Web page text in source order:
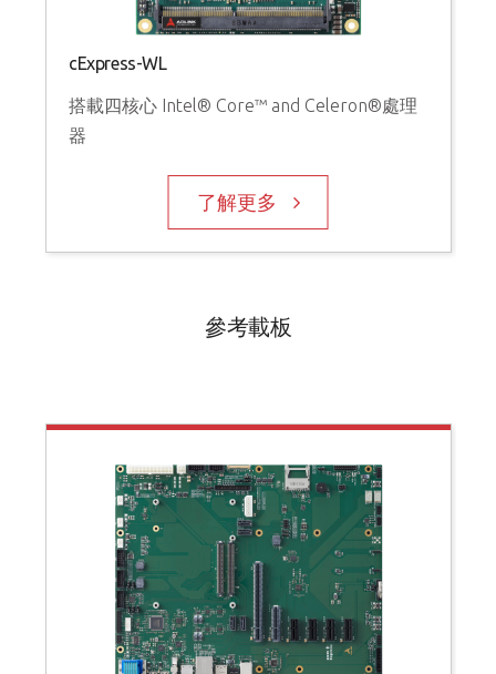
cExpress-WL
搭載四核心 Intel® Core™ and Celeron®處理
器
了解更多
參考載板